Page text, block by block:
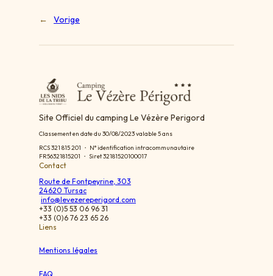
← Vorige
Site Officiel du camping Le Vézère Perigord
Classement en date du 30/08/2023 valable 5 ans
RCS 321 815 201 ・ N° identification intracommunautaire
FR56321815201 ・ Siret 32181520100017
Contact
Route de Fontpeyrine, 303
24620 Tursac
info@levezereperigord.com
+33 (0)5 53 06 96 31
+33 (0)6 76 23 65 26
Liens
Mentions légales
FAQ